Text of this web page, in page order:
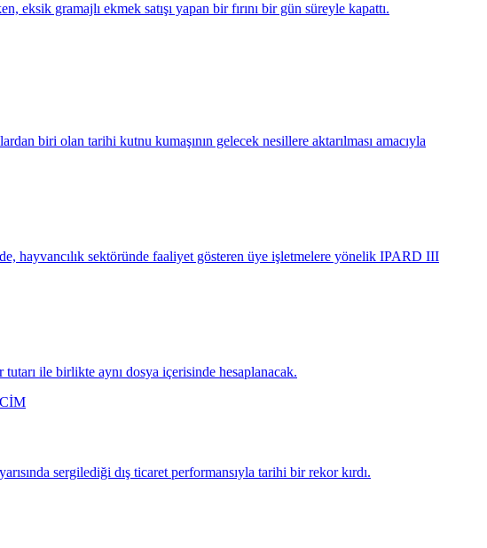
eksik gramajlı ekmek satışı yapan bir fırını bir gün süreyle kapattı.
biri olan tarihi kutnu kumaşının gelecek nesillere aktarılması amacıyla
hayvancılık sektöründe faaliyet gösteren üye işletmelere yönelik IPARD III
ile birlikte aynı dosya içerisinde hesaplanacak.
sergilediği dış ticaret performansıyla tarihi bir rekor kırdı.